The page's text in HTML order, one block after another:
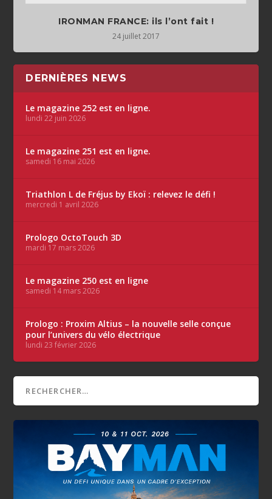
IRONMAN FRANCE: ils l’ont fait !
24 juillet 2017
DERNIÈRES NEWS
Le magazine 252 est en ligne.
lundi 22 juin 2026
Le magazine 251 est en ligne.
samedi 16 mai 2026
Triathlon L de Fréjus by Ekoï : relevez le défi !
mercredi 1 avril 2026
Prologo OctoTouch 3D
mardi 17 mars 2026
Le magazine 250 est en ligne
samedi 14 mars 2026
Prologo : Proxim Altius – la nouvelle selle conçue
pour l’univers du vélo électrique
lundi 23 février 2026